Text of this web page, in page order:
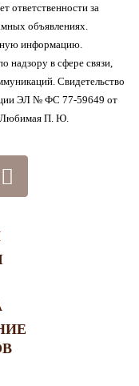
ответственности за
объявлениях.
информацию.
надзору в сфере связи,
Свидетельство
ЭЛ № ФС 77-59649 от
Любимая П. Ю.